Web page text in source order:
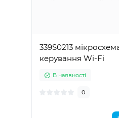
339S0213
керування Wi-Fi
В наявності
0